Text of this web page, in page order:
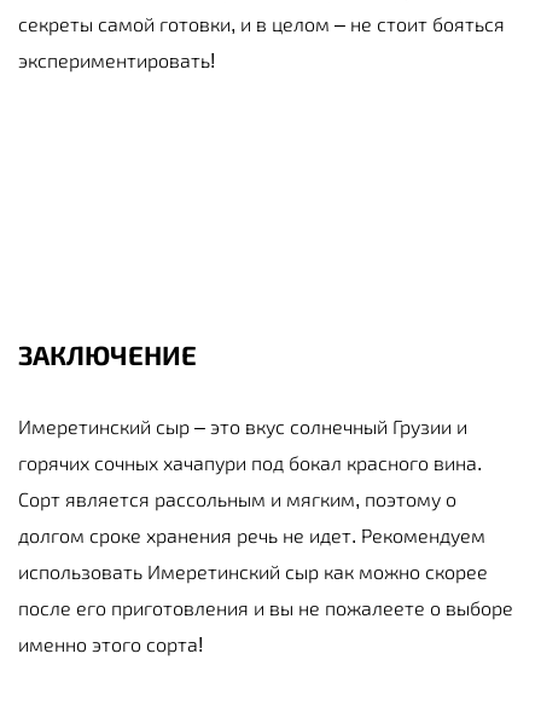
секреты самой готовки, и в целом – не стоит бояться
экспериментировать!
ЗАКЛЮЧЕНИЕ
Имеретинский сыр – это вкус солнечный Грузии и
горячих сочных хачапури под бокал красного вина.
Сорт является рассольным и мягким, поэтому о
долгом сроке хранения речь не идет. Рекомендуем
использовать Имеретинский сыр как можно скорее
после его приготовления и вы не пожалеете о выборе
именно этого сорта!